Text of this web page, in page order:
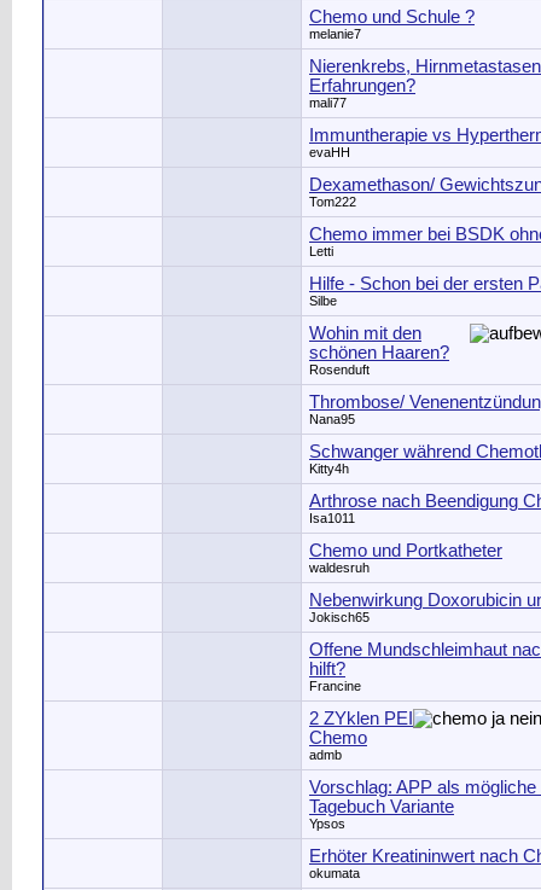
Chemo und Schule ?
melanie7
Nierenkrebs,
Erfahrungen?
mali77
Immuntherapie vs
evaHH
Dexamethason/
Tom222
Chemo immer bei BSDK
Letti
Hilfe - Schon bei der ersten
Silbe
Wohin mit den
schönen Haaren?
Rosenduft
Thrombose/
Nana95
Schwanger während
Kitty4h
Arthrose nach Beendigung
Isa1011
Chemo und Portkatheter
waldesruh
Nebenwirkung Doxorubicin
Jokisch65
Offene Mundschleimhaut
hilft?
Francine
2 ZYklen PEI
Chemo
admb
Vorschlag: APP als
Tagebuch Variante
Ypsos
Erhöter Kreatininwert nach
okumata